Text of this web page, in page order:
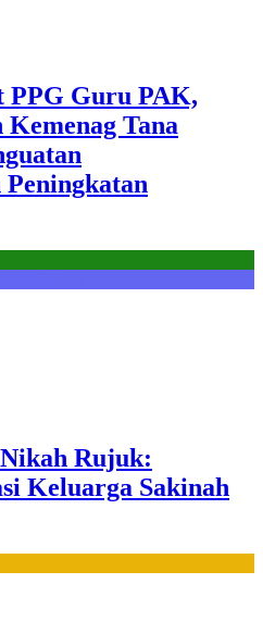
PPG Guru PAK,
Tana
Rujuk:
Keluarga Sakinah